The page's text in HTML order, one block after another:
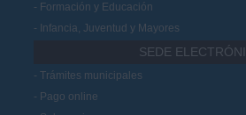
Formación y Educación
Infancia, Juventud y Mayores
SEDE
Trámites municipales
Pago online